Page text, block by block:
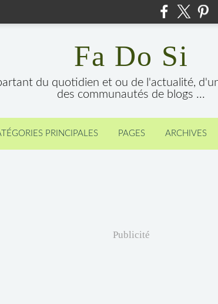
Fa Do Si
du quotidien et ou de l'actualité,
des communautés de blogs ...
PRINCIPALES PAGES ARCHIVES
Publicité